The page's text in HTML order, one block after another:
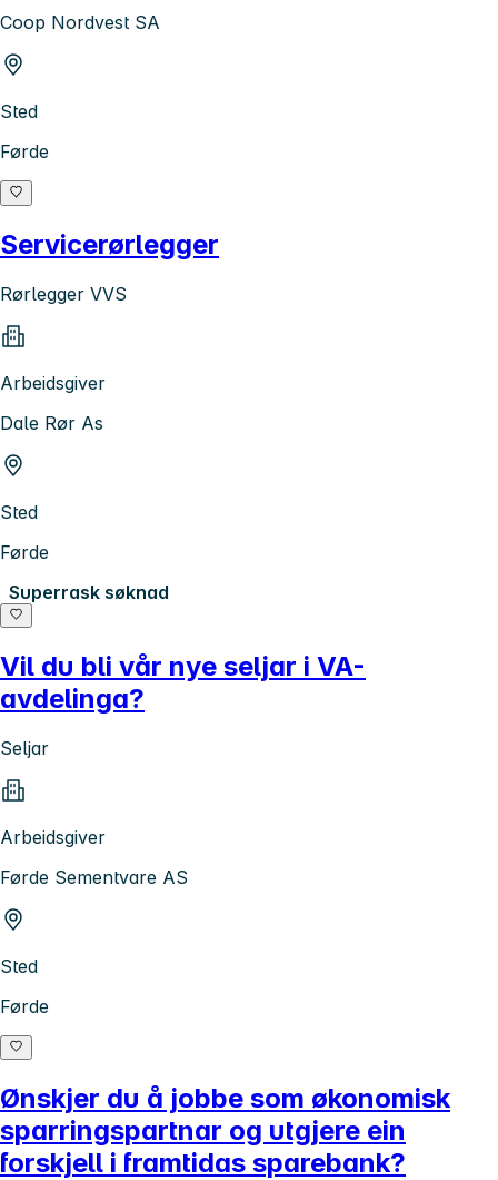
Coop Nordvest SA
Sted
Førde
Servicerørlegger
Rørlegger VVS
Arbeidsgiver
Dale Rør As
Sted
Førde
Superrask søknad
Vil du bli vår nye seljar i VA-
avdelinga?
Seljar
Arbeidsgiver
Førde Sementvare AS
Sted
Førde
Ønskjer du å jobbe som økonomisk
sparringspartnar og utgjere ein
forskjell i framtidas sparebank?